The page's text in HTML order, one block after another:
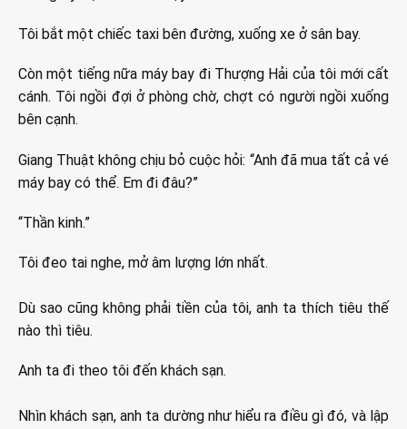
Tôi bắt một chiếc taxi bên đường, xuống xe ở sân bay.
Còn một tiếng nữa máy bay đi Thượng Hải của tôi mới cất
cánh. Tôi ngồi đợi ở phòng chờ, chợt có người ngồi xuống
bên cạnh.
Giang Thuật không chịu bỏ cuộc hỏi: “Anh đã mua tất cả vé
máy bay có thể. Em đi đâu?”
“Thần kinh.”
Tôi đeo tai nghe, mở âm lượng lớn nhất.
Dù sao cũng không phải tiền của tôi, anh ta thích tiêu thế
nào thì tiêu.
Anh ta đi theo tôi đến khách sạn.
Nhìn khách sạn, anh ta dường như hiểu ra điều gì đó, và lập